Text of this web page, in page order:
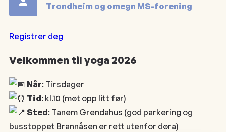
Trondheim og omegn MS-forening
Registrer deg
Velkommen til yoga 2026
Når: Tirsdager
Tid: kl.10 (møt opp litt før)
Sted: Tanem Grendahus (god parkering og
busstoppet Brannåsen er rett utenfor døra)